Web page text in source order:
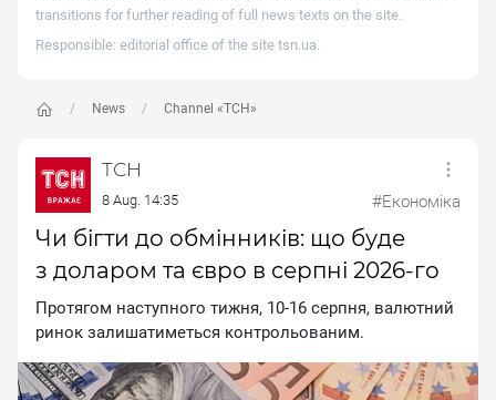
News Channel «ТСН»
ТСН
8 Aug. 14:35 #Економіка
Чи бігти до обмінників: що буде
з доларом та євро в серпні 2026-го
Протягом наступного тижня, 10-16 серпня, валютний
ринок залишатиметься контрольованим.
transitions for further reading of full news texts on the site.
Responsible: editorial office of the site tsn.ua.